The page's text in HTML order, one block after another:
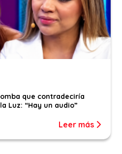
que contradeciría
Luz: “Hay un audio”
Leer más